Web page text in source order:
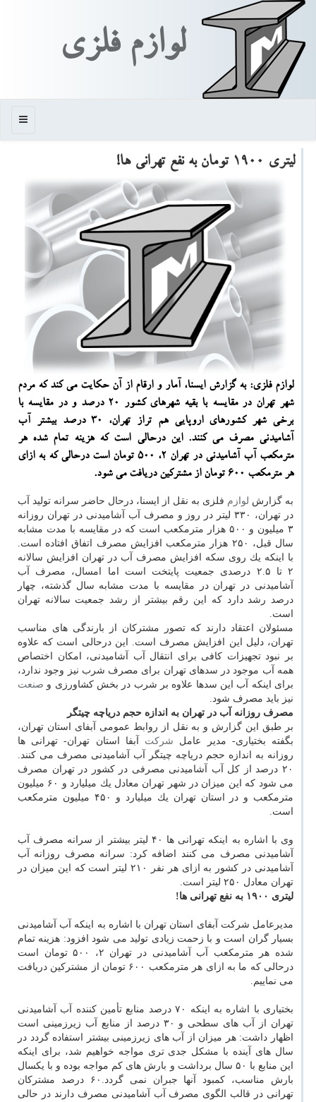
لوازم فلزی
منو
لیتری ۱۹۰۰ تومان به نفع تهرانی ها!
لوازم فلزی: به گزارش ایسنا، آمار و ارقام از آن حكایت می كند كه مردم
شهر تهران در مقایسه با بقیه شهرهای كشور 20 درصد و در مقایسه با
برخی شهر كشورهای اروپایی هم تراز تهران، 30 درصد بیشتر آب
آشامیدنی مصرف می كنند. این درحالی است كه هزینه تمام شده هر
مترمكعب آب آشامیدنی در تهران 2، 500 تومان است درحالی كه به ازای
هر مترمكعب 600 تومان از مشتركین دریافت می شود.
به گزارش لوازم فلزی به نقل از ایسنا، درحال حاضر سرانه تولید آب
در تهران، ۳۳۰ لیتر در روز و مصرف آب آشامیدنی در تهران روزانه
۳ میلیون و ۵۰۰ هزار مترمكعب است كه در مقایسه با مدت مشابه
سال قبل، ۲۵۰ هزار مترمكعب افزایش مصرف اتفاق افتاده است.
با اینكه یك روی سكه افزایش مصرف آب در تهران افزایش سالانه
۲ تا ۲.۵ درصدی جمعیت پایتخت است اما امسال، مصرف آب
آشامیدنی در تهران در مقایسه با مدت مشابه سال گذشته، چهار
درصد رشد دارد كه این رقم بیشتر از رشد جمعیت سالانه تهران
است.
مسئولان اعتقاد دارند كه تصور مشتركان از بارندگی های مناسب
تهران، دلیل این افزایش مصرف است. این درحالی است كه علاوه
بر نبود تجهیزات كافی برای انتقال آب آشامیدنی، امكان اختصاص
همه آب موجود در سدهای تهران برای مصرف شرب نیز وجود ندارد،
برای اینكه آب این سدها علاوه بر شرب در بخش كشاورزی و صنعت
نیز باید مصرف شود.
مصرف روزانه آب در تهران به اندازه حجم دریاچه چیتگر
بر طبق این گزارش و به نقل از روابط عمومی آبفای استان تهران،
بگفته بختیاری- مدیر عامل شركت آبفا استان تهران- تهرانی ها
روزانه به اندازه حجم دریاچه چیتگر آب آشامیدنی مصرف می كنند.
۲۰ درصد از كل آب آشامیدنی مصرفی در كشور در تهران مصرف
می شود كه این میزان در شهر تهران معادل یك میلیارد و ۶۰ میلیون
مترمكعب و در استان تهران یك میلیارد و ۴۵۰ میلیون مترمكعب
است.
وی با اشاره به اینكه تهرانی ها ۴۰ لیتر بیشتر از سرانه مصرف آب
آشامیدنی مصرف می كنند اضافه كرد: سرانه مصرف روزانه آب
آشامیدنی در كشور به ازای هر نفر ۲۱۰ لیتر است كه این میزان در
تهران معادل ۲۵۰ لیتر است.
لیتری ۱۹۰۰ به نفع تهرانی ها!
مدیرعامل شركت آبفای استان تهران با اشاره به اینكه آب آشامیدنی
بسیار گران است و با زحمت زیادی تولید می شود افزود: هزینه تمام
شده هر مترمكعب آب آشامیدنی در تهران ۲، ۵۰۰ تومان است
درحالی كه ما به ازای هر مترمكعب ۶۰۰ تومان از مشتركین دریافت
می نماییم.
بختیاری با اشاره به اینكه ۷۰ درصد منابع تأمین كننده آب آشامیدنی
تهران از آب های سطحی و ۳۰ درصد از منابع آب زیرزمینی است
اظهار داشت: هر میزان از آب های زیرزمینی بیشتر استفاده گردد در
سال های آینده با مشكل جدی تری مواجه خواهیم شد، برای اینكه
این منابع با ۵۰ سال برداشت و بارش های كم مواجه بوده و با یكسال
بارش مناسب، كمبود آنها جبران نمی گردد.۶۰ درصد مشتركان
تهرانی در قالب الگوی مصرف آب آشامیدنی مصرف دارند در حالی